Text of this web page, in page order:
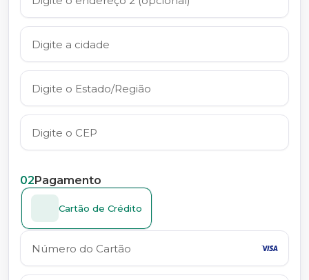
02Pagamento
Cartão de Crédito